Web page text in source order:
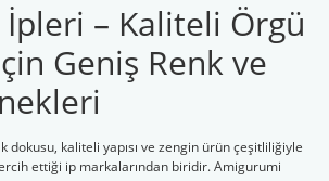
– Kaliteli Örgü
Geniş Renk ve
dokusu, kaliteli yapısı ve zengin ürün çeşitliliğiyle
ettiği ip markalarından biridir. Amigurumi